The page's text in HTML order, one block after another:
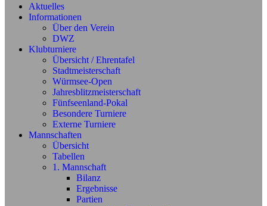
Aktuelles
Informationen
Über den Verein
DWZ
Klubturniere
Übersicht / Ehrentafel
Stadtmeisterschaft
Würmsee-Open
Jahresblitzmeisterschaft
Fünfseenland-Pokal
Besondere Turniere
Externe Turniere
Mannschaften
Übersicht
Tabellen
1. Mannschaft
Bilanz
Ergebnisse
Partien